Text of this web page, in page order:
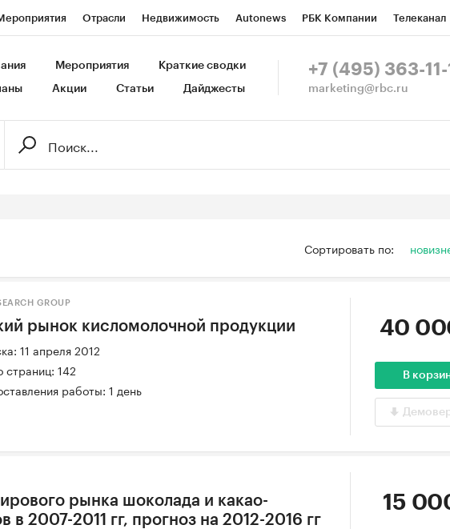
Отрасли Недвижимость Autonews РБК Компании Телеканал
Франшизы Газета Спецпроекты СПб Конференции СПб Спецпроекты
Мероприятия Краткие сводки
Акции Статьи Дайджесты
+7 (495) 363-11-
marketing@rbc.ru
Сортировать по:
GROUP
рынок кисломолочной продукции
11 апреля 2012
страниц: 142
работы: 1 день
40
В
рынка шоколада и какао-
в 2007-2011 гг, прогноз на 2012-2016 гг
15